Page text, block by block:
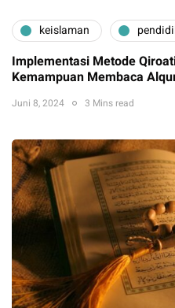
keislaman
Implementasi Metode
Kemampuan Membaca
Juni 8, 2024 3 Mins read